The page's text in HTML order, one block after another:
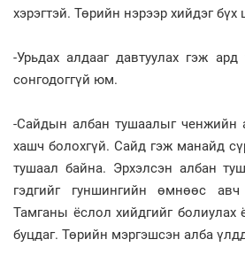
хэрэгтэй. Төрийн нэрээр хийдэг бүх
-Урьдах алдааг давтуулах гэж
сонгодоггүй юм.
-Сайдын албан тушаалыг ченжийн
хашч болохгүй. Сайд гэж манайд
тушаал байна. Эрхэлсэн албан
гэдгийг гуншингийн өмнөөс
Тамганы ёслол хийдгийг
буцдаг. Төрийн мэргэшсэн алба